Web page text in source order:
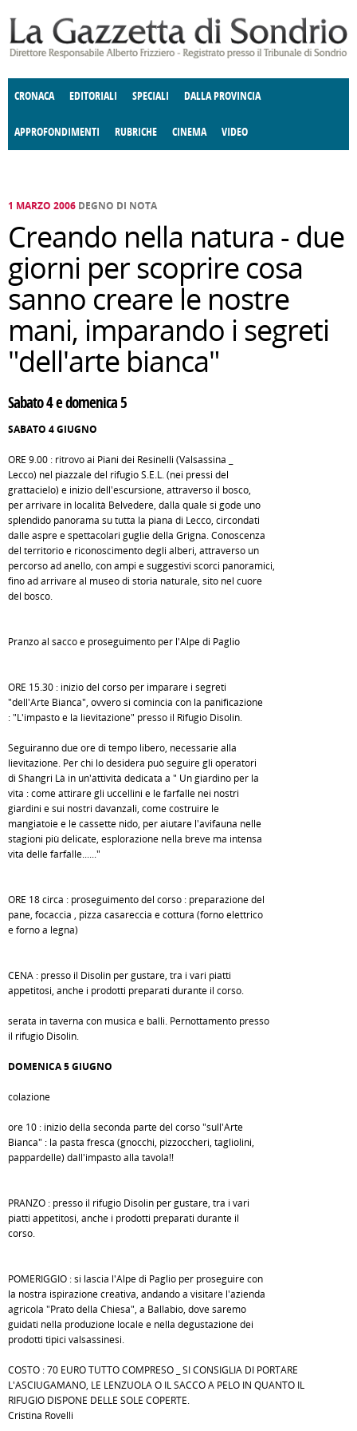
CRONACA EDITORIALI SPECIALI DALLA PROVINCIA
APPROFONDIMENTI
E SPETTACOLI POLITICA
RUBRICHE
DELLE IDEE FATTI DELLO SPIRITO
CINEMA VIDEO
1 MARZO 2006 DEGNO DI NOTA
Creando nella natura - due
giorni per scoprire cosa
sanno creare le nostre
mani, imparando i segreti
"dell'arte bianca"
Sabato 4 e domenica 5
SABATO 4 GIUGNO
ORE 9.00 : ritrovo ai Piani dei Resinelli (Valsassina _
Lecco) nel piazzale del rifugio S.E.L. (nei pressi del
grattacielo) e inizio dell'escursione, attraverso il bosco,
per arrivare in località Belvedere, dalla quale si gode uno
splendido panorama su tutta la piana di Lecco, circondati
dalle aspre e spettacolari guglie della Grigna. Conoscenza
del territorio e riconoscimento degli alberi, attraverso un
percorso ad anello, con ampi e suggestivi scorci panoramici,
fino ad arrivare al museo di storia naturale, sito nel cuore
del bosco.
Pranzo al sacco e proseguimento per l'Alpe di Paglio
ORE 15.30 : inizio del corso per imparare i segreti
"dell'Arte Bianca", ovvero si comincia con la panificazione
: "L'impasto e la lievitazione" presso il Rifugio Disolin.
Seguiranno due ore di tempo libero, necessarie alla
lievitazione. Per chi lo desidera può seguire gli operatori
di Shangri Là in un'attività dedicata a " Un giardino per la
vita : come attirare gli uccellini e le farfalle nei nostri
giardini e sui nostri davanzali, come costruire le
mangiatoie e le cassette nido, per aiutare l'avifauna nelle
stagioni più delicate, esplorazione nella breve ma intensa
vita delle farfalle......"
ORE 18 circa : proseguimento del corso : preparazione del
pane, focaccia , pizza casareccia e cottura (forno elettrico
e forno a legna)
CENA : presso il Disolin per gustare, tra i vari piatti
appetitosi, anche i prodotti preparati durante il corso.
serata in taverna con musica e balli. Pernottamento presso
il rifugio Disolin.
DOMENICA 5 GIUGNO
colazione
ore 10 : inizio della seconda parte del corso "sull'Arte
Bianca" : la pasta fresca (gnocchi, pizzoccheri, tagliolini,
pappardelle) dall'impasto alla tavola!!
PRANZO : presso il rifugio Disolin per gustare, tra i vari
piatti appetitosi, anche i prodotti preparati durante il
corso.
POMERIGGIO : si lascia l'Alpe di Paglio per proseguire con
la nostra ispirazione creativa, andando a visitare l'azienda
agricola "Prato della Chiesa", a Ballabio, dove saremo
guidati nella produzione locale e nella degustazione dei
prodotti tipici valsassinesi.
COSTO : 70 EURO TUTTO COMPRESO _ SI CONSIGLIA DI PORTARE
L'ASCIUGAMANO, LE LENZUOLA O IL SACCO A PELO IN QUANTO IL
RIFUGIO DISPONE DELLE SOLE COPERTE.
Cristina Rovelli